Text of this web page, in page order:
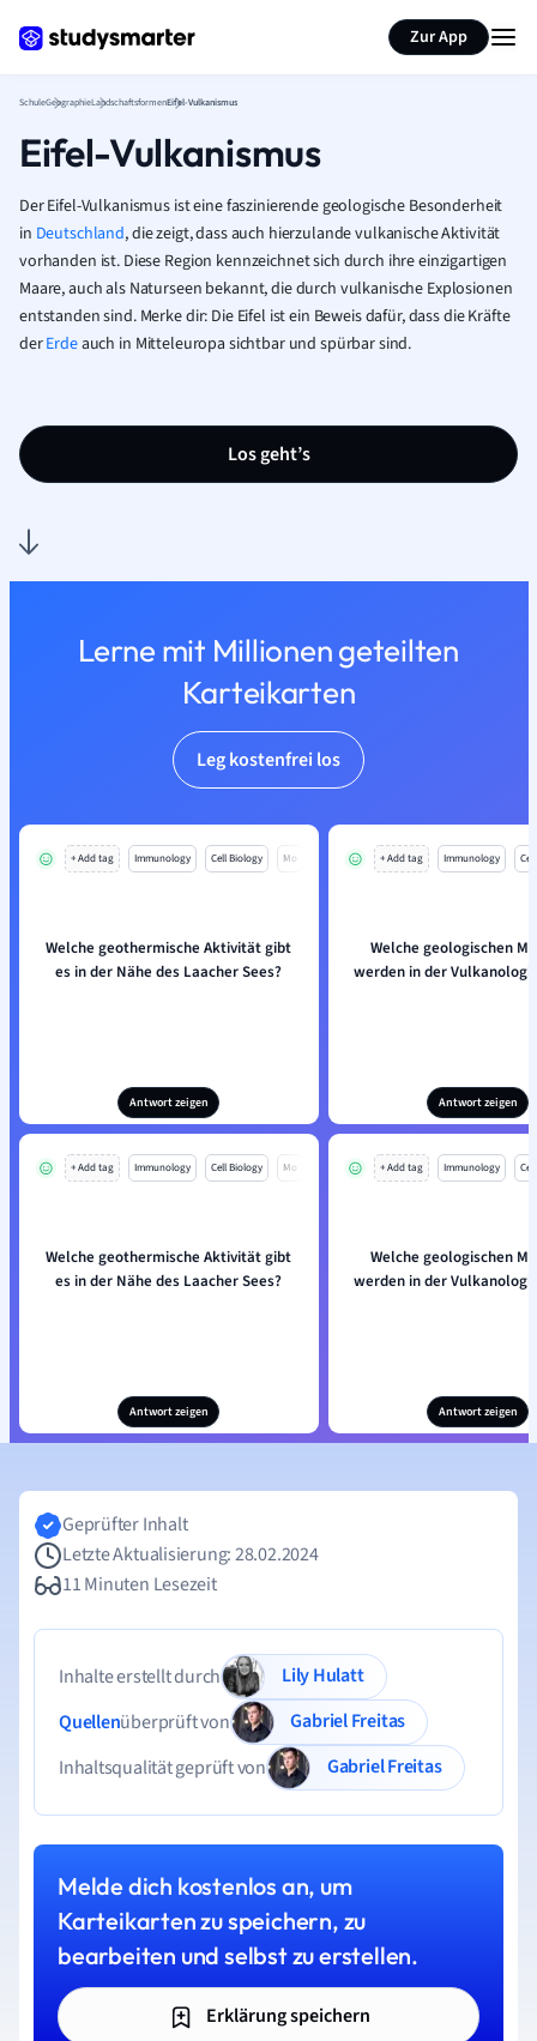
Zur App
SchuleGeographieLandschaftsformenEifel-Vulkanismus
Eifel-Vulkanismus
Der Eifel-Vulkanismus ist eine faszinierende geologische Besonderheit
in Deutschland, die zeigt, dass auch hierzulande vulkanische Aktivität
vorhanden ist. Diese Region kennzeichnet sich durch ihre einzigartigen
Maare, auch als Naturseen bekannt, die durch vulkanische Explosionen
entstanden sind. Merke dir: Die Eifel ist ein Beweis dafür, dass die Kräfte
derErdeauch in Mitteleuropa sichtbar und spürbar sind.
Los geht’s
Lerne mit Millionen geteilten
Karteikarten
Leg kostenfrei los
+ Add tag Immunology Cell Biology Mo
Welche geothermische Aktivität gibt
es in der Nähe des Laacher Sees?
Antwort zeigen
+ Add tag Immunology
Welche geologischen
werden in der
Antwort zeigen
+ Add tag Immunology Cell Biology Mo
Welche geothermische Aktivität gibt
es in der Nähe des Laacher Sees?
Antwort zeigen
+ Add tag Immunology
Welche geologischen
werden in der
Antwort zeigen
Seite zusammenfassen
Geprüfter Inhalt
Letzte Aktualisierung: 28.02.2024
11 Minuten Lesezeit
Inhalte erstellt durch
Lily Hulatt
Quellenüberprüft von
Gabriel Freitas
Inhaltsqualität geprüft von
Gabriel Freitas
Melde dich kostenlos an, um
Karteikarten zu speichern, zu
bearbeiten und selbst zu erstellen.
Erklärung speichern